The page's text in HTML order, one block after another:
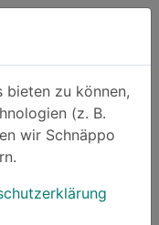
springen
bieten zu können,
(z. B.
wir Schnäppo
Suchen
Computer
-24%